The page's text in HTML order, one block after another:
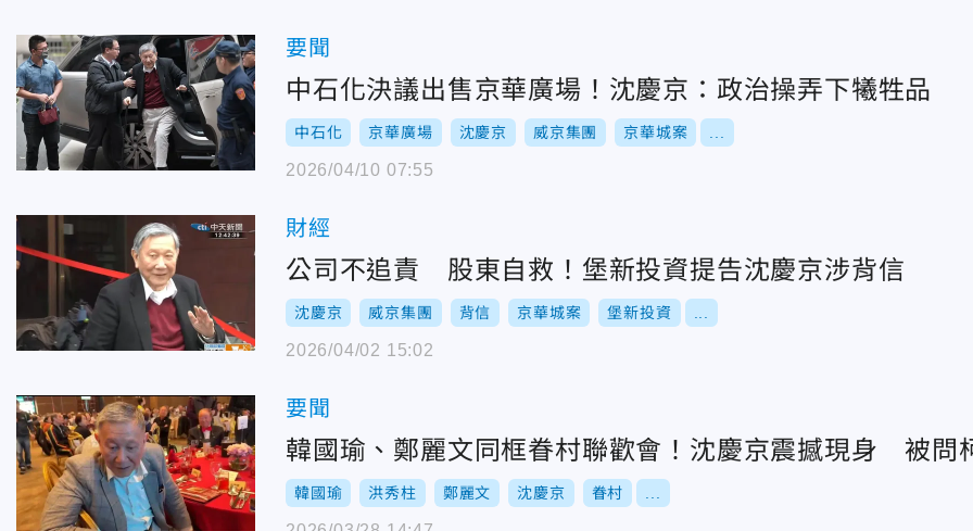
要聞
中石化決議出售京華廣場！沈慶京：政治操弄下犧牲品
中石化 京華廣場 沈慶京 威京集團 京華城案
2026/04/10 07:55
財經
公司不追責 股東自救！堡新投資提告沈慶京涉背信
沈慶京 威京集團 背信 京華城案 堡新投資
2026/04/02 15:02
要聞
韓國瑜、鄭麗文同框眷村聯歡會！沈慶京震撼現身 被問
韓國瑜 洪秀柱 鄭麗文 沈慶京 眷村